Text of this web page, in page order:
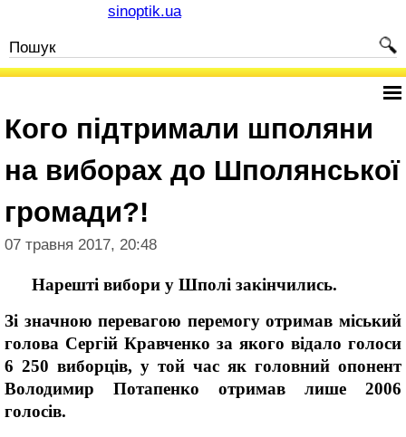
sinoptik.ua
Кого підтримали шполяни
на виборах до Шполянської
громади?!
07 травня 2017, 20:48
Нарешті вибори у Шполі закінчились.
Зі значною перевагою перемогу отримав міський
голова Сергій Кравченко за якого відало голоси
6 250 виборців, у той час як головний опонент
Володимир Потапенко отримав лише 2006
голосів.